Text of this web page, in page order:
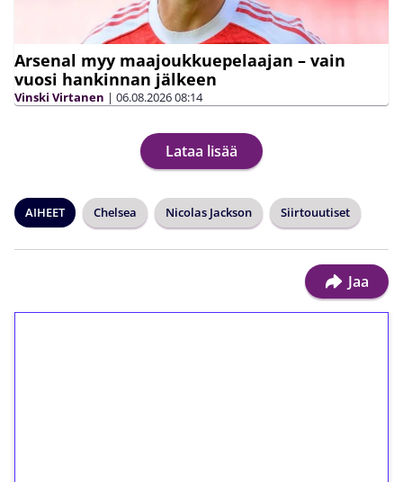
Arsenal myy maajoukkuepelaajan – vain
vuosi hankinnan jälkeen
Vinski Virtanen | 06.08.202608:14
Lataa lisää
AIHEET Chelsea Nicolas Jackson Siirtouutiset
Jaa